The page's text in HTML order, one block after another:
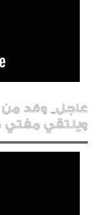
عاجل_ وفد من
ويلتقي مفتي